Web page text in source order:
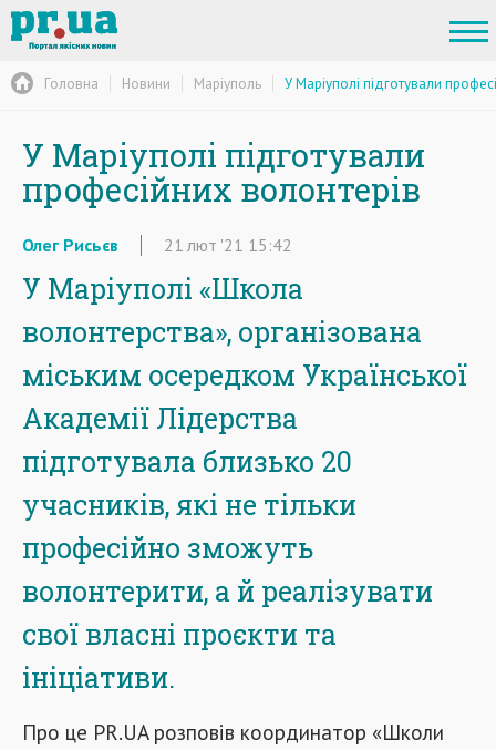
Головна Новини Маріуполь У Маріуполі підготували
У Маріуполі підготували
професійних волонтерів
Олег Рисьєв 21 лют '21 15:42
У Маріуполі «Школа
волонтерства», організована
міським осередком Української
Академії Лідерства
підготувала близько 20
учасників, які не тільки
професійно зможуть
волонтерити, а й реалізувати
свої власні проєкти та
ініціативи.
Про це PR.UA розповів координатор «Школи